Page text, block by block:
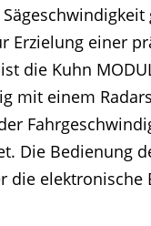
Erzielung einer
die Kuhn
mit einem
Die Bedienung
die elektronische